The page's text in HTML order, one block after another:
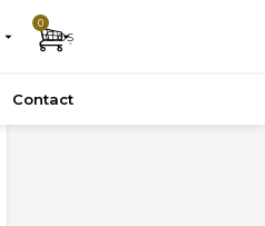
Coș
0
Contact